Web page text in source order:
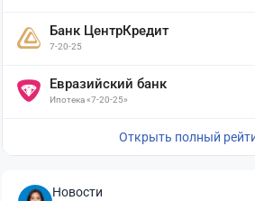
Банк ЦентрКредит
7-20-25
Евразийский банк
Ипотека «7-20-25»
Открыть полный
Новости